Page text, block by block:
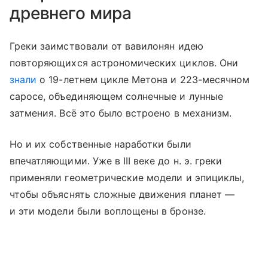
древнего мира
Греки заимствовали от вавилонян идею
повторяющихся астрономических циклов. Они
знали о 19-летнем цикле Метона и 223-месячном
саросе, объединяющем солнечные и лунные
затмения. Всё это было встроено в механизм.
Но и их собственные наработки были
впечатляющими. Уже в III веке до н. э. греки
применяли геометрические модели и эпициклы,
чтобы объяснять сложные движения планет —
и эти модели были воплощены в бронзе.